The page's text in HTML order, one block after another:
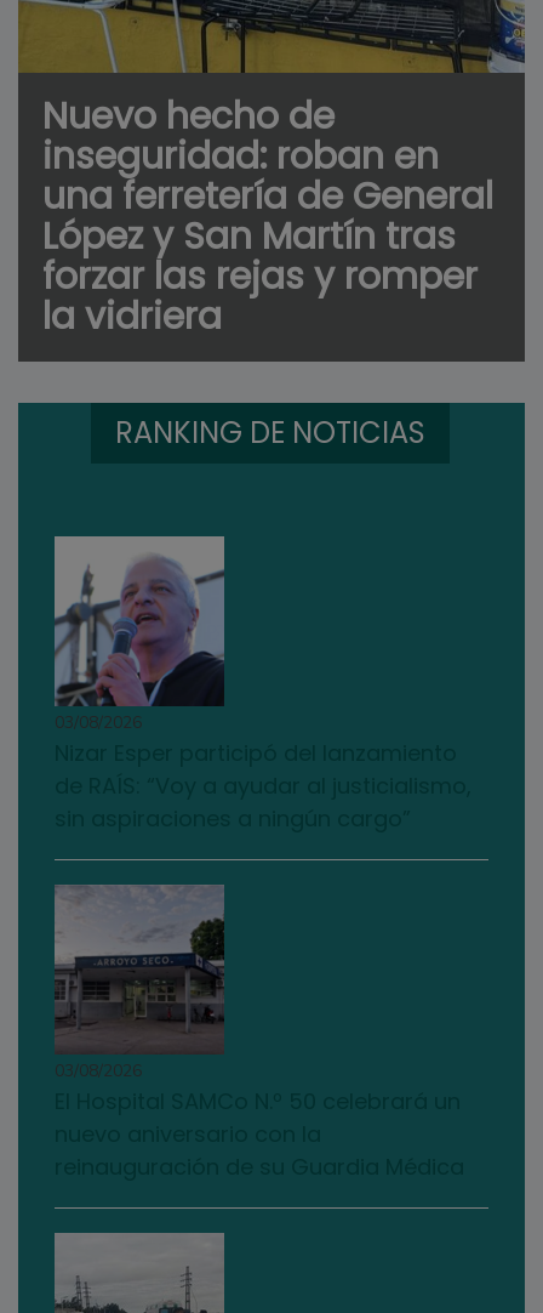
Nuevo hecho de
inseguridad: roban en
una ferretería de General
López y San Martín tras
forzar las rejas y romper
la vidriera
RANKING DE NOTICIAS
03/08/2026
03/08/2026